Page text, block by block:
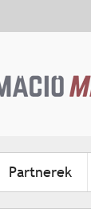
Partnerek